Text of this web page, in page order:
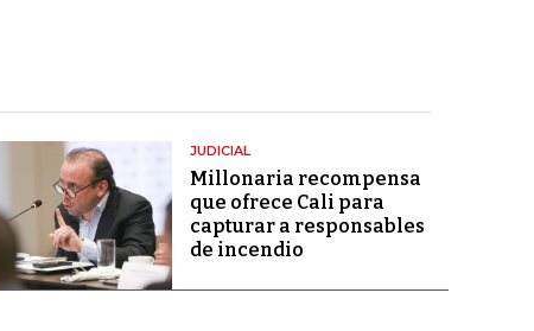
JUDICIAL
Millonaria recompensa
que ofrece Cali para
capturar a responsables
de incendio